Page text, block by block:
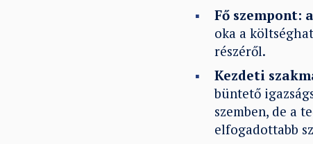
Fő szempont:
oka a
részéről.
Kezdeti
büntető
szemben, de a
elfogadottabb